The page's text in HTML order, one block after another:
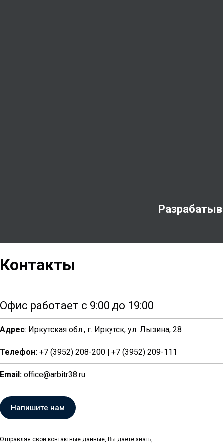
Отправляя свои контактные данные, Вы даете знать,
Контакты
Офис работает с 9:00 до 19:00
Адрес: Иркутская обл., г. Иркутск, ул. Лызина, 28
Телефон: +7 (3952) 208-200 | +7 (3952) 209-111
Email: office@arbitr38.ru
Напишите нам